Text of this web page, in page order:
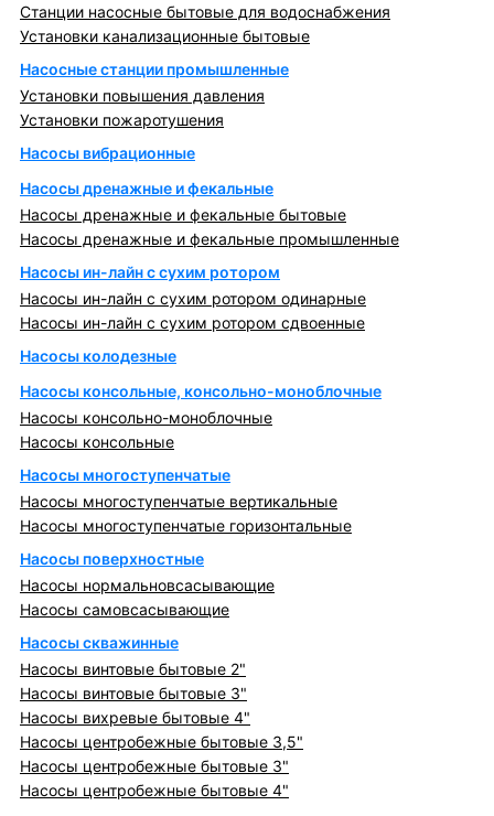
Станции насосные бытовые для водоснабжения
Установки канализационные бытовые
Насосные станции промышленные
Установки повышения давления
Установки пожаротушения
Насосы вибрационные
Насосы дренажные и фекальные
Насосы дренажные и фекальные бытовые
Насосы дренажные и фекальные промышленные
Насосы ин-лайн с сухим ротором
Насосы ин-лайн с сухим ротором одинарные
Насосы ин-лайн с сухим ротором сдвоенные
Насосы колодезные
Насосы консольные, консольно-моноблочные
Насосы консольно-моноблочные
Насосы консольные
Насосы многоступенчатые
Насосы многоступенчатые вертикальные
Насосы многоступенчатые горизонтальные
Насосы поверхностные
Насосы нормальновсасывающие
Насосы самовсасывающие
Насосы скважинные
Насосы винтовые бытовые 2"
Насосы винтовые бытовые 3"
Насосы вихревые бытовые 4"
Насосы центробежные бытовые 3,5"
Насосы центробежные бытовые 3"
Насосы центробежные бытовые 4"